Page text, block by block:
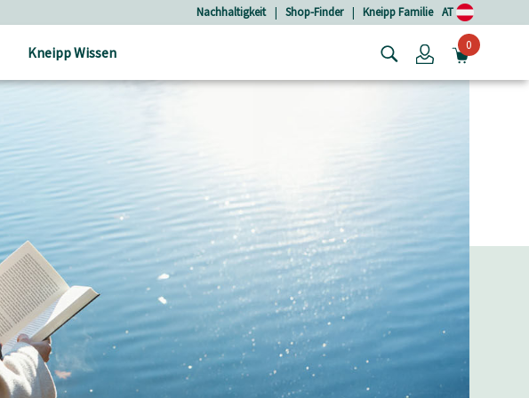
Nachhaltigkeit | Shop-Finder | Kneipp Familie AT
Kneipp Wissen Login0